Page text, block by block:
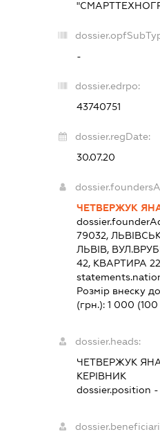
-
dossier.edrpo:
43740751
dossier.regDate:
30.07.20
ЧЕТВЕРЖУК
79032,
ЛЬВІВ,
42, КВАРТИРА 22
Розмір внеску
(грн.):1 000 (100
dossier.heads:
ЧЕТВЕРЖУК
КЕРІВНИК
dossier.position -